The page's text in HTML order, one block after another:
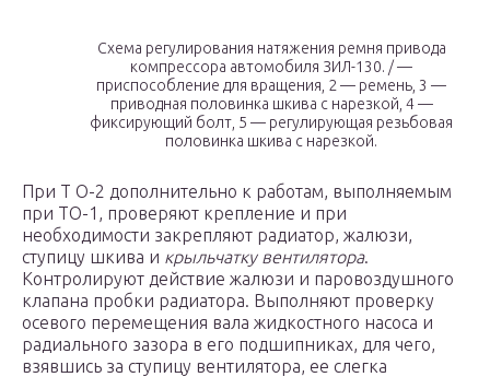
Схема регулирования натяжения ремня привода
компрессора автомобиля ЗИЛ-130. / —
приспособление для вращения, 2 — ремень, 3 —
приводная половинка шкива с нарезкой, 4 —
фиксирующий болт, 5 — регулирующая резьбовая
половинка шкива с нарезкой.
При Т О-2 дополнительно к работам, выполняемым
при ТО-1, проверяют крепление и при
необходимости закрепляют радиатор, жалюзи,
ступицу шкива и крыльчатку вентилятора.
Контролируют действие жалюзи и паровоздушного
клапана пробки радиатора. Выполняют проверку
осевого перемещения вала жидкостного насоса и
радиального зазора в его подшипниках, для чего,
взявшись за ступицу вентилятора, ее слегка